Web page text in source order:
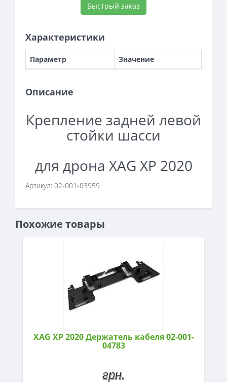
Быстрый заказ
Характеристики
Параметр Значение
Описание
Крепление задней левой
стойки шасси
для дрона XAG XP 2020
Артикул: 02-001-03959
Похожие товары
XAG XP 2020 Держатель кабеля 02-001-
04783
грн.